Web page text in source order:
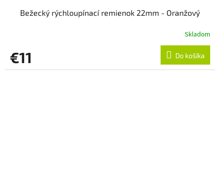
Bežecký rýchloupínací remienok 22mm - Oranžový
Skladom
€11 Do košíka